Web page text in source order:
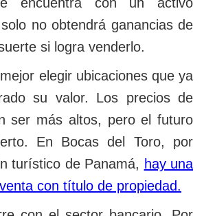
no obtendrá ganancias de
si logra venderlo.
elegir ubicaciones que ya
su valor. Los precios de
ser más altos, pero el futuro
En Bocas del Toro, por
turístico de Panamá, hay una
con título de propiedad.